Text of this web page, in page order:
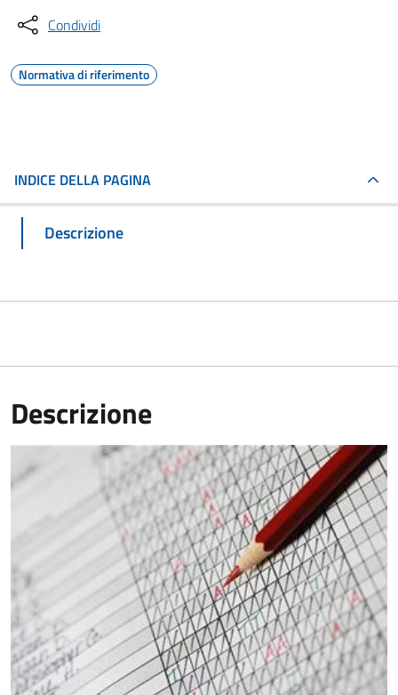
Condividi
Normativa di riferimento
INDICE DELLA PAGINA
Descrizione
Descrizione